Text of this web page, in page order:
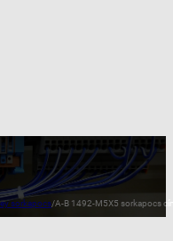
sorkapocs/A-B 1492-M5X5 sorkapocs